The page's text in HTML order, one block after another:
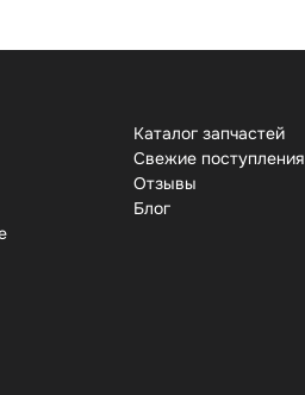
Каталог запчастей
Свежие поступления
Отзывы
Бло